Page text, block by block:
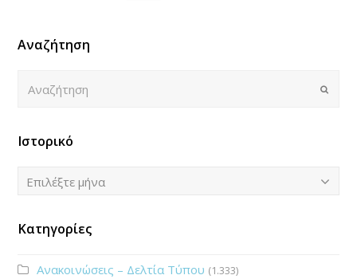
Αναζήτηση
Submit
Ιστορικό
Ιστορικό
Επιλέξτε μήνα
Κατηγορίες
Ανακοινώσεις – Δελτία Τύπου (1.333)